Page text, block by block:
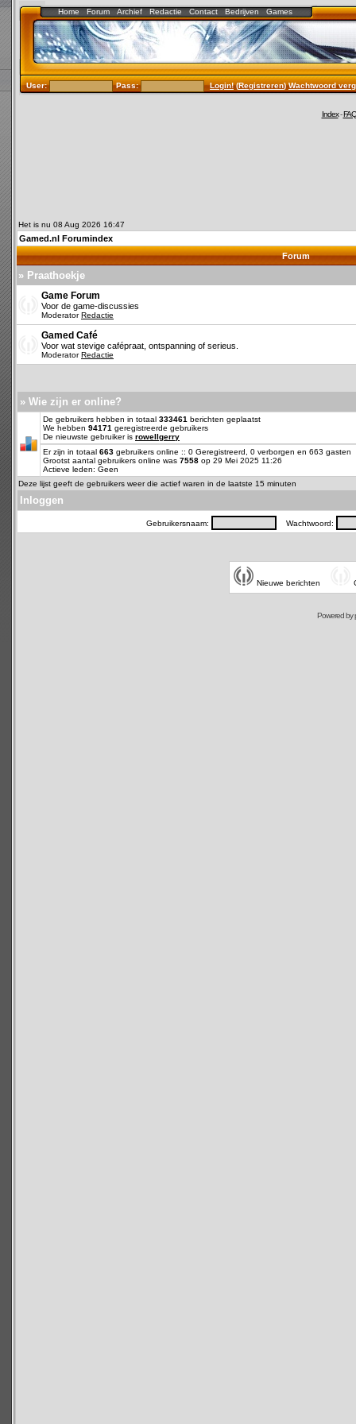
Home Forum Archief Redactie Contact Bedrijven Games
User: Pass: Login!(Registreren)Wachtwoord
Index-FAQ
Het is nu 08 Aug 2026 16:47
Gamed.nl Forumindex
Forum
» Praathoekje
Game Forum
Voor de game-discussies
ModeratorRedactie
Gamed Café
Voor wat stevige cafépraat, ontspanning of serieus.
ModeratorRedactie
» Wie zijn er online?
De gebruikers hebben in totaal 333461 berichten geplaatst
We hebben 94171 geregistreerde gebruikers
De nieuwste gebruiker is rowellgerry
Er zijn in totaal 663 gebruikers online :: 0 Geregistreerd, 0 verborgen en 663
Grootst aantal gebruikers online was 7558 op 29 Mei 2025 11:26
Actieve leden: Geen
Deze lijst geeft de gebruikers weer die actief waren in de laatste 15 minuten
Inloggen
Gebruikersnaam: Wachtwoord:
Nieuwe berichten
Powered by